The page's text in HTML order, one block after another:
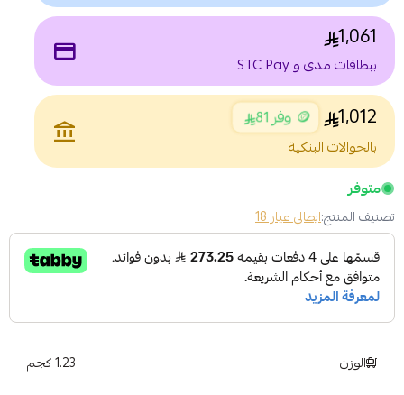
1,061
ببطاقات مدى و STC Pay payment
1,012 🪙 وفر 81
بالحوالات البنكية
account_balance
متوفر
تصنيف المنتج:ايطالي عيار 18
الوزن 1.23 كجم